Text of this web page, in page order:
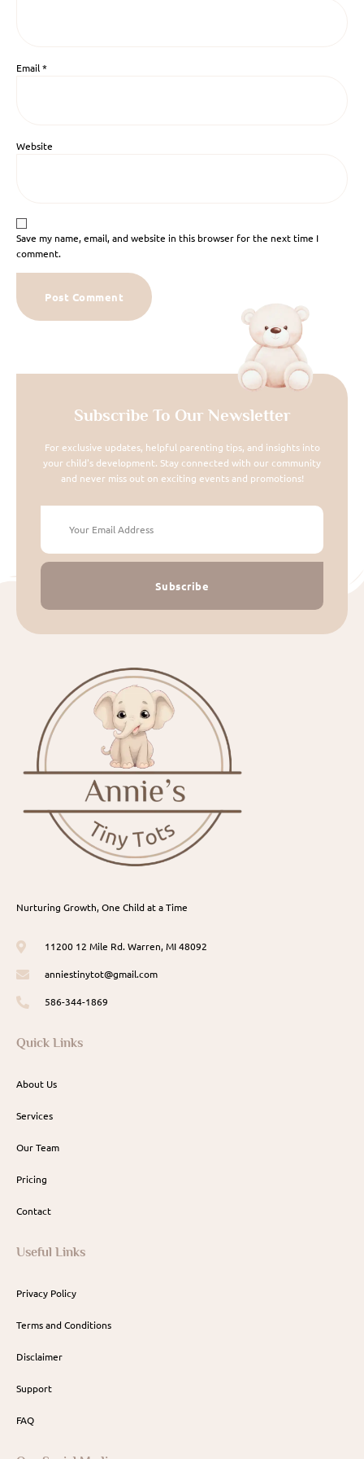
Email*
Website
Save my name, email, and website in this browser for the next time I
comment.
Subscribe To Our Newsletter
For exclusive updates, helpful parenting tips, and insights into
your child's development. Stay connected with our community
and never miss out on exciting events and promotions!
Subscribe
Nurturing Growth, One Child at a Time
11200 12 Mile Rd. Warren, MI 48092
anniestinytot@gmail.com
586-344-1869
Quick Links
About Us
Services
Our Team
Pricing
Contact
Useful Links
Privacy Policy
Terms and Conditions
Disclaimer
Support
FAQ